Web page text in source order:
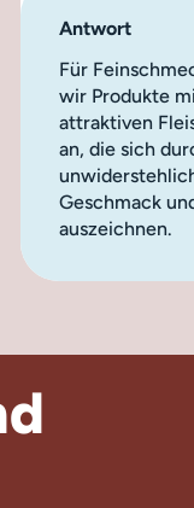
Antwort
Für
wir Produkte
attraktiven
an, die sich
Geschmack
auszeichnen.